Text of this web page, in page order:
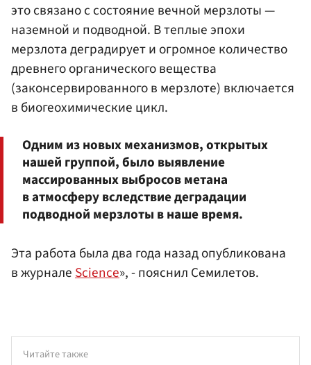
это связано с состояние вечной мерзлоты —
наземной и подводной. В теплые эпохи
мерзлота деградирует и огромное количество
древнего органического вещества
(законсервированного в мерзлоте) включается
в биогеохимические цикл.
Одним из новых механизмов, открытых
нашей группой, было выявление
массированных выбросов метана
в атмосферу вследствие деградации
подводной мерзлоты в наше время.
Эта работа была два года назад опубликована
в журналеScience», - пояснил Семилетов.
Читайте также